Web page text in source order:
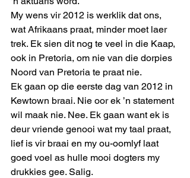
My wens vir 2012 is werklik dat ons,
wat Afrikaans praat, minder moet laer
trek. Ek sien dit nog te veel in die Kaap,
ook in Pretoria, om nie van die dorpies
Noord van Pretoria te praat nie.
Ek gaan op die eerste dag van 2012 in
Kewtown braai. Nie oor ek ’n statement
wil maak nie. Nee. Ek gaan want ek is
deur vriende genooi wat my taal praat,
lief is vir braai en my ou-oomlyf laat
goed voel as hulle mooi dogters my
drukkies gee. Salig.